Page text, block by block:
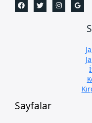
Sayfalar